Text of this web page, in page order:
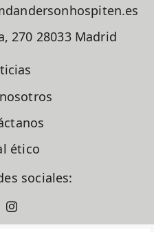
270 28033 Madrid
ético
sociales: